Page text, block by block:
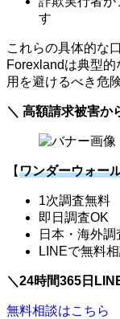
す
これらの具体的な
Forexlandは典型
用を避けるべき危
＼ 高額請求被害か
【ワンダーウォー
1次調査無料
即日調査OK
日本・海外調
LINEで無料
＼24時間365日
無料相談はこちら